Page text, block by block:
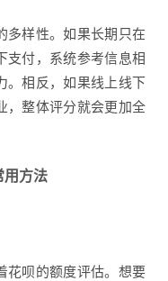
多样性。如果长期只在
支付，系统参考信息相
。相反，如果线上线下
，整体评分就会更加全
方法
花呗的额度评估。想要